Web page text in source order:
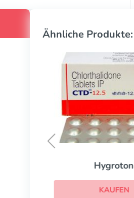
Ähnliche Produkte:
Hygroton
KAUFEN